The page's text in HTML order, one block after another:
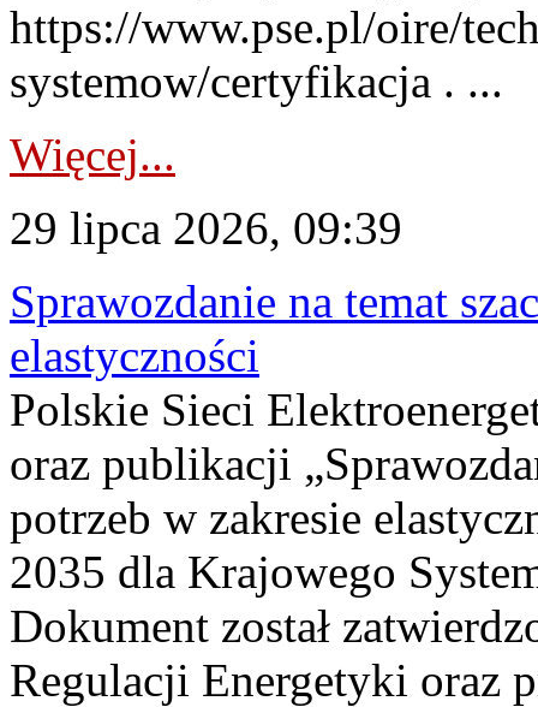
https://www.pse.pl/oire/
systemow/certyfikacja . ...
Więcej...
29 lipca 2026, 09:39
Sprawozdanie na temat
elastyczności
Polskie Sieci
oraz publikacji
potrzeb w zakresie
2035 dla Krajowego
Dokument został
Regulacji Energetyki oraz